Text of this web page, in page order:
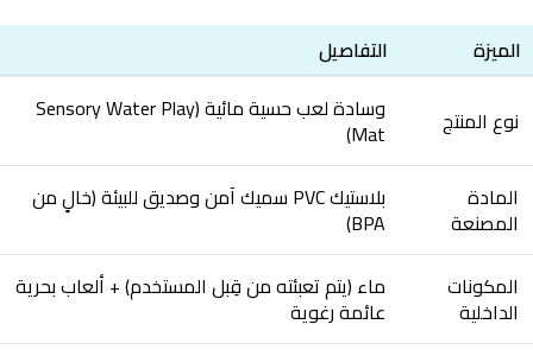
الميزة
التفاصيل
نوع المنتج
وسادة لعب حسية مائية (Sensory Water Play
Mat)
المادة
المصنعة
بلاستيك PVC سميك آمن وصديق للبيئة (خالٍ من
BPA)
المكونات
الداخلية
ماء (يتم تعبئته من قِبل المستخدم) + ألعاب بحرية
عائمة رغوية